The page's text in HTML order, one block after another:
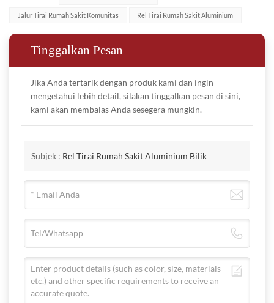
Jalur Tirai Rumah Sakit Komunitas Rel Tirai Rumah Sakit Aluminium
Tinggalkan Pesan
Jika Anda tertarik dengan produk kami dan ingin
mengetahui lebih detail, silakan tinggalkan pesan di sini,
kami akan membalas Anda sesegera mungkin.
Subjek : Rel Tirai Rumah Sakit Aluminium Bilik